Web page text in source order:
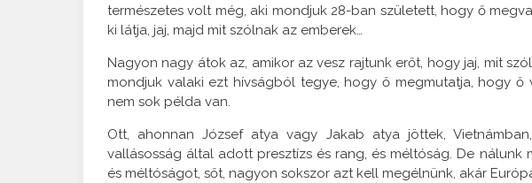
természetes volt még, aki mondjuk 28-ban született, hogy ő
ki látja, jaj, majd mit szólnak az emberek…
Nagyon nagy átok az, amikor az vesz rajtunk erőt, hogy jaj, mit
mondjuk valaki ezt hívságból tegye, hogy ő megmutatja, hogy ő
nem sok példa van.
Ott, ahonnan József atya vagy Jakab atya jöttek,
vallásosság által adott presztízs és rang, és méltóság. De nálunk
és méltóságot, sőt, nagyon sokszor azt kell megélnünk, akár